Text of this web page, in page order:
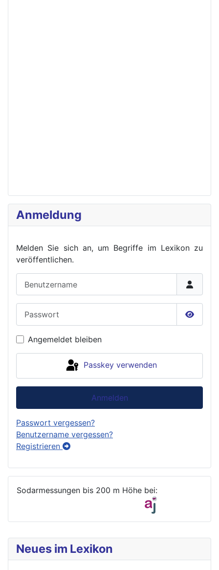
Neues im Lexikon
Anmeldung
Melden Sie sich an, um Begriffe im Lexikon zu
veröffentlichen.
Angemeldet bleiben
Passkey verwenden
Anmelden
Passwort vergessen?
Benutzername vergessen?
Registrieren
Sodarmessungen bis 200 m Höhe bei: